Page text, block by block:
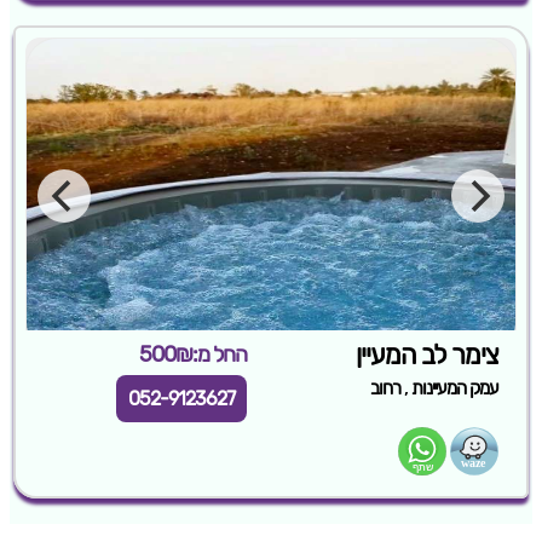
צימר לב המעיין החל מ:500₪
עמק המעיינות,רחוב 052-9123627